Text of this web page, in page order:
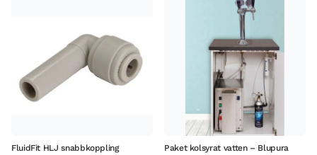
FluidFit HLJ snabbkoppling
Paket kolsyrat vatten – Blupura